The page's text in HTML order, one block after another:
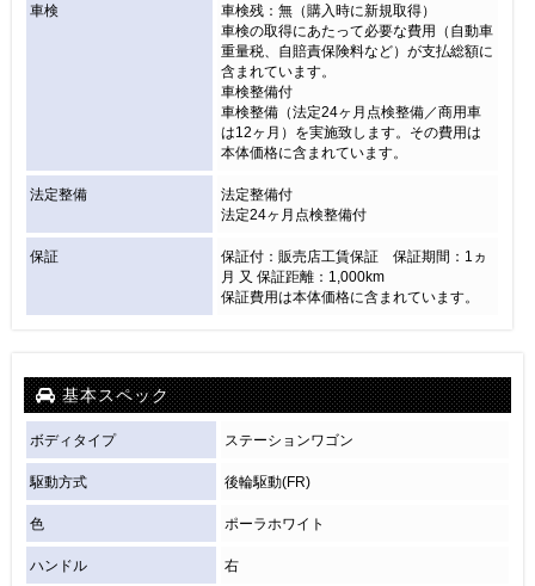
車検
車検残：無（購入時に新規取得）
車検の取得にあたって必要な費用（自動車
重量税、自賠責保険料など）が支払総額に
含まれています。
車検整備付
車検整備（法定24ヶ月点検整備／商用車
は12ヶ月）を実施致します。その費用は
本体価格に含まれています。
法定整備
法定整備付
法定24ヶ月点検整備付
保証
保証付：販売店工賃保証 保証期間：1ヵ
月 又 保証距離：1,000km
保証費用は本体価格に含まれています。
基本スペック
ボディタイプ ステーションワゴン
駆動方式 後輪駆動(FR)
色 ポーラホワイト
ハンドル 右